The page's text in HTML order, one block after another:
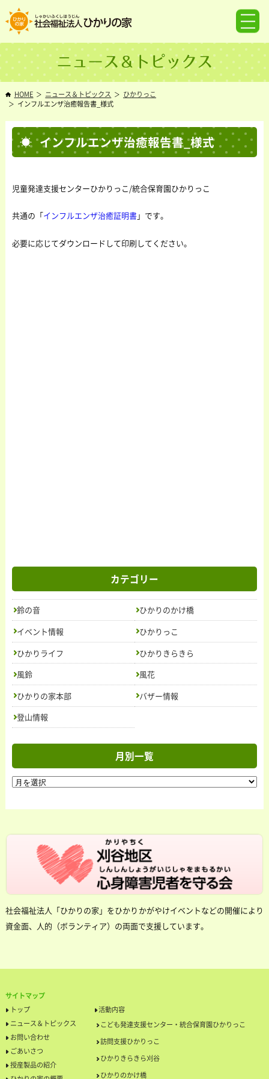
トップ
ニュース＆トピックス
お問い合わせ
活動内容
ごあいさつ
求人情報
ニュース＆トピックス
HOME ニュース＆トピックス
ひかりっこ
インフルエンザ治癒報告書_様式
カテゴリー
鈴の音
ひかりのかけ橋
イベント情報
ひかりっこ
ひかりライフ
ひかりきらきら
風鈴
風花
ひかりの家本部
バザー情報
登山情報
月別一覧
インフルエンザ治癒報告書_様式
児童発達支援センターひかりっこ/統合保育園ひかりっこ
共通の「インフルエンザ治癒証明書」です。
必要に応じてダウンロードして印刷してください。
社会福祉法人「ひかりの家」をひかりかがやけイベントなどの開催により
資金面、人的（ボランティア）の両面で支援しています。
サイトマップ
トップ
ニュース＆トピックス
お問い合わせ
ごあいさつ
授産製品の紹介
活動内容
こども発達支援センター・統合保育園ひかりっこ
訪問支援ひかりっこ
ひかりきらきら刈谷
ひかりのかけ橋